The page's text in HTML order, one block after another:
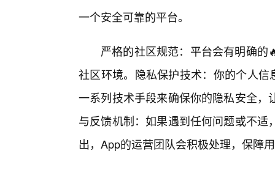
一个安全可靠的平台。
严格的社区规范：平台会有明确
社区环境。隐私保护技术：你的个人
一系列技术手段来确保你的隐私安全
与反馈机制：如果遇到任何问题或不
出，App的运营团队会积极处理，保障